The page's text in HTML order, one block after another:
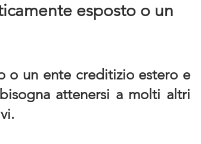
esposto o un
o un ente creditizio estero e
attenersi a molti altri